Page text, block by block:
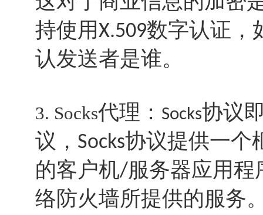
持使用X.509数字认证，
认发送者是谁。
3. Socks代理： Socks协议
议， Socks协议提供一个
的客户机/服务器应用
络防火墙所提供的服务